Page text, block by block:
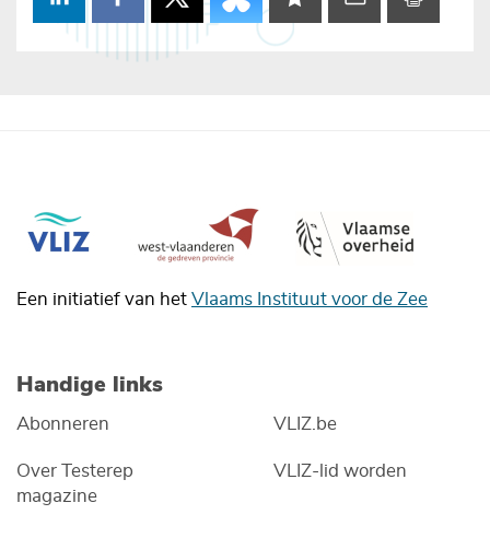
Een initiatief van het Vlaams Instituut voor de Zee
Handige links
Abonneren
Over Testerep
magazine
VLIZ.be
VLIZ-lid worden